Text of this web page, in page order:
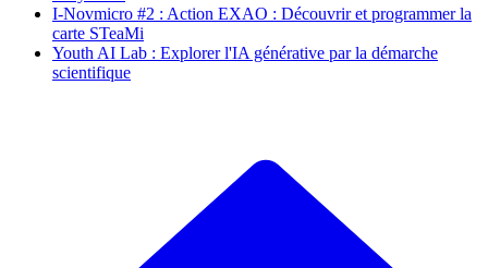
I-Novmicro #2 : Action EXAO : Découvrir et programmer la
carte STeaMi
Youth AI Lab : Explorer l'IA générative par la démarche
scientifique